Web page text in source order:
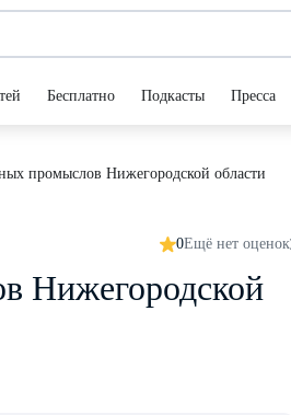
Бесплатно Подкасты Пресса
промыслов Нижегородской области
0Ещё нет оценок
Нижегородской